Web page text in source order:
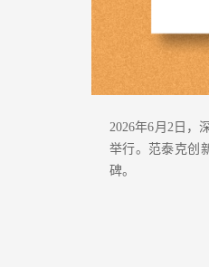
2026年6月2日，
举行。范泰克创
碑。